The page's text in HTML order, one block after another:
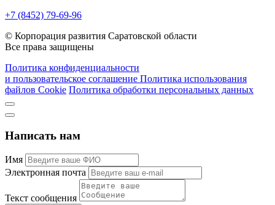
+7 (8452) 79-69-96
© Корпорация развития Саратовской области
Все права защищены
Политика конфиденциальности
и пользовательское соглашение Политика использования
файлов Cookie Политика обработки персональных данных
Написать нам
Имя
Электронная почта
Текст сообщения